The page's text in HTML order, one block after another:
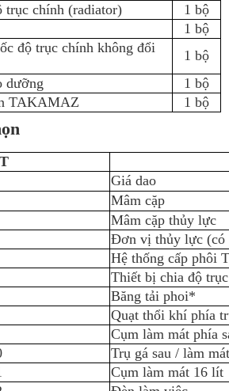
trục chính (radiator)
1 bộ
1 bộ
độ trục chính không đổi
1 bộ
dưỡng
1 bộ
TAKAMAZ 1 bộ
Giá dao
Mâm cặp
Mâm cặp thủy lực
Đơn vị thủy lực (có
Hệ thống cấp phôi
Thiết bị chia độ
Băng tải phoi*
Quạt thổi khí phía
Cụm làm mát phía
Trụ gá sau / làm mát
Cụm làm mát 16 lít